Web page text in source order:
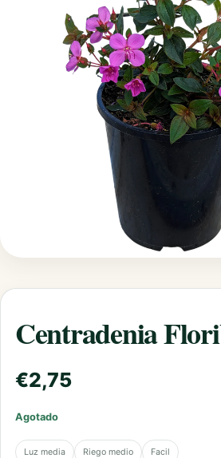
Centradenia
€2,75
Agotado
Luz media Riego medio Facil